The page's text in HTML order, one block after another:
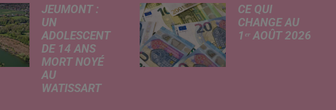
JEUMONT :
UN
ADOLESCENT
DE 14 ANS
MORT NOYÉ
AU
WATISSART
CE QUI
CHANGE AU
1ᵉʳ AOÛT 2026